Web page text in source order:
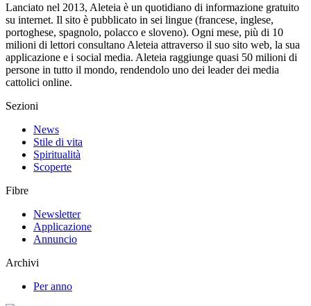
Lanciato nel 2013, Aleteia è un quotidiano di informazione gratuito
su internet. Il sito è pubblicato in sei lingue (francese, inglese,
portoghese, spagnolo, polacco e sloveno). Ogni mese, più di 10
milioni di lettori consultano Aleteia attraverso il suo sito web, la sua
applicazione e i social media. Aleteia raggiunge quasi 50 milioni di
persone in tutto il mondo, rendendolo uno dei leader dei media
cattolici online.
Sezioni
News
Stile di vita
Spiritualità
Scoperte
Fibre
Newsletter
Applicazione
Annuncio
Archivi
Per anno